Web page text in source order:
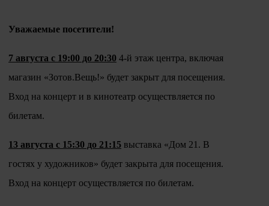
Уважаемые посетители!
7 августа с 19:00 до 20:30 4-й этаж центра, включая
магазин «Зотов.Вещь!» будет закрыт для посещения.
Вход на концерт и в кинотеатр осуществляется по
билетам.
13 августа с 15:30 до 21:15 выставка «Дом 21. В
гостях у художников» будет закрыта для посещения.
Вход на концерт осуществляется по билетам.